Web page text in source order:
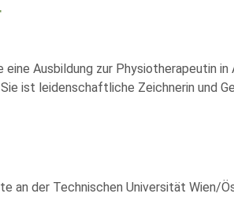
eine Ausbildung zur Physiotherapeutin
ist leidenschaftliche Zeichnerin und
an der Technischen Universität Wien/